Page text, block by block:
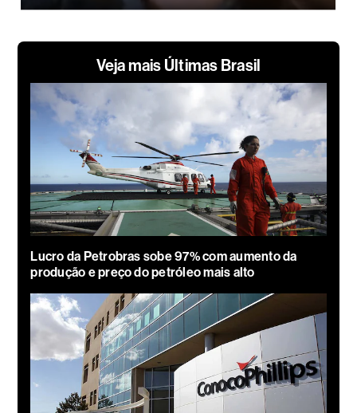
Veja mais Últimas Brasil
Lucro da Petrobras sobe 97% com aumento da
produção e preço do petróleo mais alto